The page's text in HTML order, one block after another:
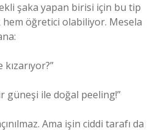
şaka yapan birisi için bu tip
öğretici olabiliyor. Mesela
güneşi ile doğal peeling!”
Ama işin ciddi tarafı da